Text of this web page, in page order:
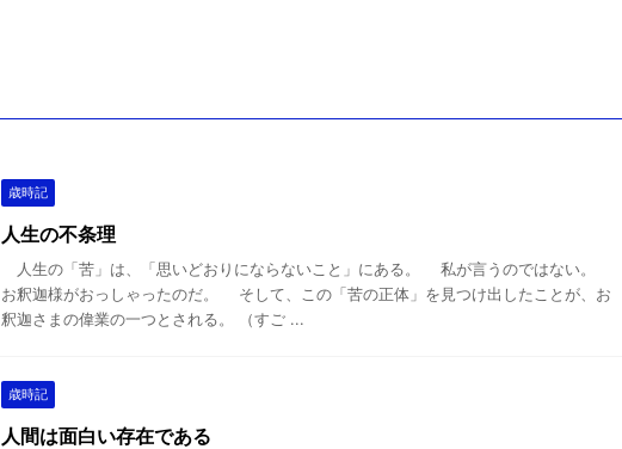
歳時記
人生の不条理
人生の「苦」は、「思いどおりにならないこと」にある。 私が言うのではない。
お釈迦様がおっしゃったのだ。 そして、この「苦の正体」を見つけ出したことが、お
釈迦さまの偉業の一つとされる。 （すご ...
歳時記
人間は面白い存在である